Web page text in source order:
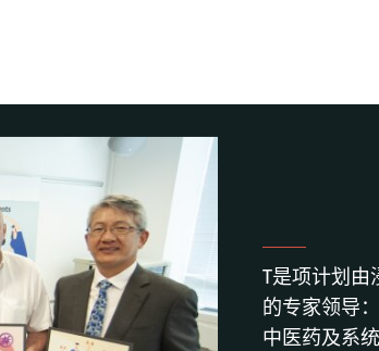
T是项计划由
的专家领导
中医药及系